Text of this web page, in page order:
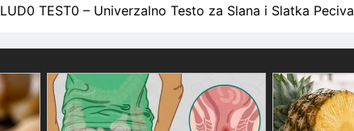
LUD0 TEST0 – Univerzalno Testo za Slana i Slatka Peciva